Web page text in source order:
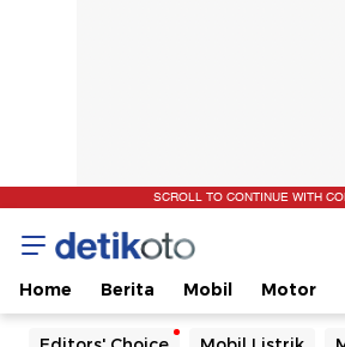
SCROLL TO CONTINUE WITH
Home Berita Mobil Motor